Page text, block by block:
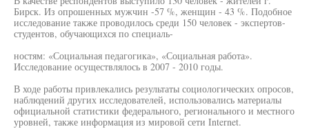
Бирск. Из опрошенных мужчин -57 %, женщин - 43 %. Подобное
исследование также проводилось среди 150 человек - экспертов-
студентов, обучающихся по специаль-
ностям: «Социальная педагогика», «Социальная работа».
Исследование осуществлялось в 2007 - 2010 годы.
В ходе работы привлекались результаты социологических опросов,
наблюдений других исследователей, использовались материалы
официальной статистики федерального, регионального и местного
уровней, также информация из мировой сети Internet.